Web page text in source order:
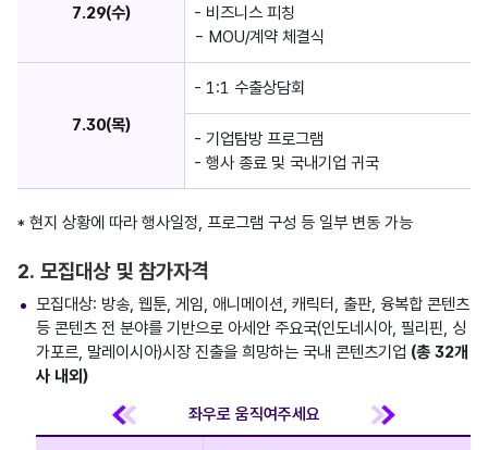
7.29(수)
- 비즈니스 피칭
- MOU/계약 체결식
7.30(목)
- 1:1 수출상담회
- 기업탐방 프로그램
- 행사 종료 및 국내기업 귀국
* 현지 상황에 따라 행사일정, 프로그램 구성 등 일부 변동 가능
2. 모집대상 및 참가자격
모집대상: 방송, 웹툰, 게임, 애니메이션, 캐릭터, 출판, 융복합 콘텐츠
등 콘텐츠 전 분야를 기반으로 아세안 주요국(인도네시아, 필리핀, 싱
가포르, 말레이시아)시장 진출을 희망하는 국내 콘텐츠기업 (총 32개
사 내외)